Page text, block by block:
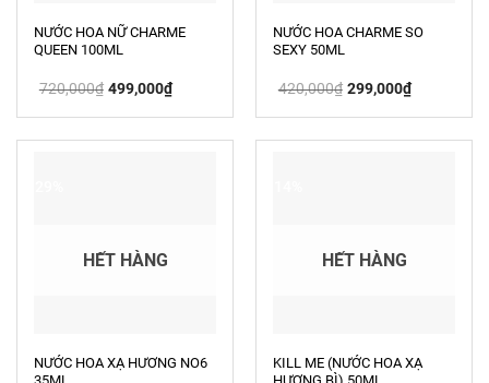
NƯỚC HOA NỮ CHARME
QUEEN 100ML
720,000₫ Giá
gốc
499,000₫Giá
hiện
499,000₫.
NƯỚC HOA CHARME SO
SEXY 50ML
420,000₫ Giá
gốc
299,000₫Giá
hiện
299,000₫.
HẾT HÀNG
NƯỚC HOA XẠ HƯƠNG NO6
HẾT HÀNG
KILL ME (NƯỚC HOA XẠ